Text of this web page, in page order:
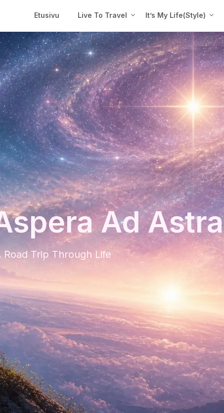
Etusivu Live To Travel It’s My Life(Style)
Ad Astra
Road Trip Through Life